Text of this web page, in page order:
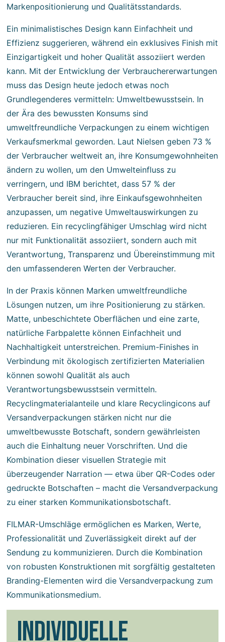
Markenpositionierung und Qualitätsstandards.
Ein minimalistisches Design kann Einfachheit und
Effizienz suggerieren, während ein exklusives Finish mit
Einzigartigkeit und hoher Qualität assoziiert werden
kann. Mit der Entwicklung der Verbrauchererwartungen
muss das Design heute jedoch etwas noch
Grundlegenderes vermitteln: Umweltbewusstsein. In
der Ära des bewussten Konsums sind
umweltfreundliche Verpackungen zu einem wichtigen
Verkaufsmerkmal geworden. Laut Nielsen geben 73 %
der Verbraucher weltweit an, ihre Konsumgewohnheiten
ändern zu wollen, um den Umwelteinfluss zu
verringern, und IBM berichtet, dass 57 % der
Verbraucher bereit sind, ihre Einkaufsgewohnheiten
anzupassen, um negative Umweltauswirkungen zu
reduzieren. Ein recyclingfähiger Umschlag wird nicht
nur mit Funktionalität assoziiert, sondern auch mit
Verantwortung, Transparenz und Übereinstimmung mit
den umfassenderen Werten der Verbraucher.
In der Praxis können Marken umweltfreundliche
Lösungen nutzen, um ihre Positionierung zu stärken.
Matte, unbeschichtete Oberflächen und eine zarte,
natürliche Farbpalette können Einfachheit und
Nachhaltigkeit unterstreichen. Premium-Finishes in
Verbindung mit ökologisch zertifizierten Materialien
können sowohl Qualität als auch
Verantwortungsbewusstsein vermitteln.
Recyclingmaterialanteile und klare Recyclingicons auf
Versandverpackungen stärken nicht nur die
umweltbewusste Botschaft, sondern gewährleisten
auch die Einhaltung neuer Vorschriften. Und die
Kombination dieser visuellen Strategie mit
überzeugender Narration — etwa über QR-Codes oder
gedruckte Botschaften – macht die Versandverpackung
zu einer starken Kommunikationsbotschaft.
FILMAR-Umschläge ermöglichen es Marken, Werte,
Professionalität und Zuverlässigkeit direkt auf der
Sendung zu kommunizieren. Durch die Kombination
von robusten Konstruktionen mit sorgfältig gestalteten
Branding-Elementen wird die Versandverpackung zum
Kommunikationsmedium.
INDIVIDUELLE